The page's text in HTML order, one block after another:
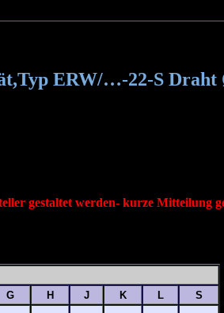
ERW/…-22-S Draht
gestaltet werden- kurze Mitteilung
G H J K L
S